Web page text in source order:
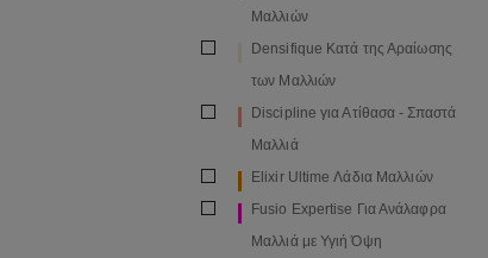
Μαλλιών
Densifique Κατά της Αραίωσης
των Μαλλιών
Discipline για Ατίθασα - Σπαστά
Μαλλιά
Elixir Ultime Λάδια Μαλλιών
Fusio Expertise Για Ανάλαφρα
Μαλλιά με Υγιή Όψη